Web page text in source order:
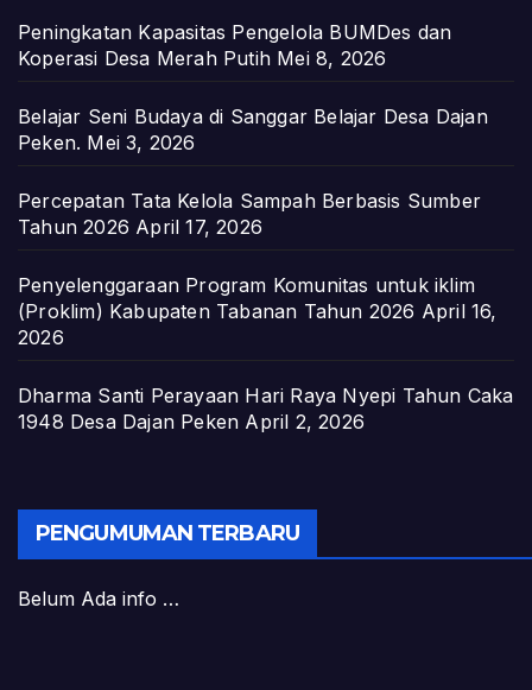
Peningkatan Kapasitas Pengelola BUMDes dan
Koperasi Desa Merah Putih Mei 8, 2026
Belajar Seni Budaya di Sanggar Belajar Desa Dajan
Peken. Mei 3, 2026
Percepatan Tata Kelola Sampah Berbasis Sumber
Tahun 2026 April 17, 2026
Penyelenggaraan Program Komunitas untuk iklim
(Proklim) Kabupaten Tabanan Tahun 2026 April 16,
2026
Dharma Santi Perayaan Hari Raya Nyepi Tahun Caka
1948 Desa Dajan Peken April 2, 2026
PENGUMUMAN TERBARU
Belum Ada info …